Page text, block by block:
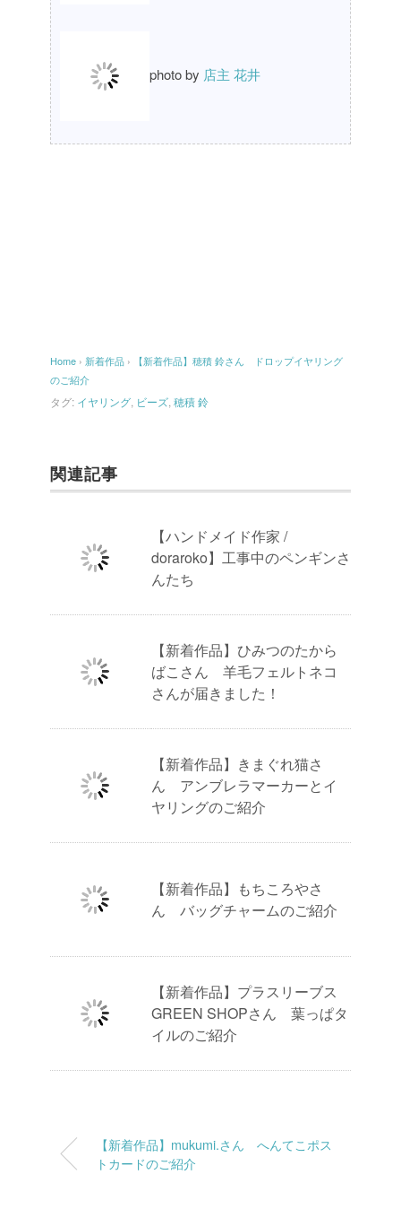
photo by 店主 花井
Home › 新着作品 ›
【新着作品】穂積 鈴さん ドロップイヤリング
のご紹介
タグ: イヤリング ビーズ 穂積 鈴
関連記事
【ハンドメイド作家 /
doraroko】工事中のペンギンさ
んたち
【新着作品】ひみつのたから
ばこさん 羊毛フェルトネコ
さんが届きました！
【新着作品】きまぐれ猫さ
ん アンブレラマーカーとイ
ヤリングのご紹介
【新着作品】もちころやさ
ん バッグチャームのご紹介
【新着作品】プラスリーブス
GREEN SHOPさん 葉っぱタ
イルのご紹介
【新着作品】mukumi.さん へんてこポス
トカードのご紹介